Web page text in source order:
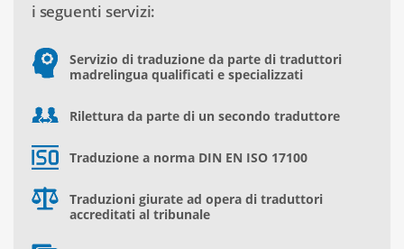
i seguenti servizi:
Servizio di traduzione da parte di traduttori
madrelingua qualificati e specializzati
Rilettura da parte di un secondo traduttore
Traduzione a norma DIN EN ISO 17100
Traduzioni giurate ad opera di traduttori
accreditati al tribunale